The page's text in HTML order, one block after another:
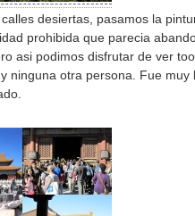
desiertas, pasamos la
prohibida que parecia
asi podimos disfrutar de ver
ninguna otra persona. Fue muy